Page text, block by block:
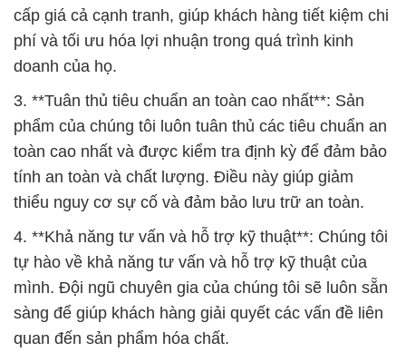
cấp giá cả cạnh tranh, giúp khách hàng tiết kiệm chi
phí và tối ưu hóa lợi nhuận trong quá trình kinh
doanh của họ.
3. **Tuân thủ tiêu chuẩn an toàn cao nhất**: Sản
phẩm của chúng tôi luôn tuân thủ các tiêu chuẩn an
toàn cao nhất và được kiểm tra định kỳ để đảm bảo
tính an toàn và chất lượng. Điều này giúp giảm
thiểu nguy cơ sự cố và đảm bảo lưu trữ an toàn.
4. **Khả năng tư vấn và hỗ trợ kỹ thuật**: Chúng tôi
tự hào về khả năng tư vấn và hỗ trợ kỹ thuật của
mình. Đội ngũ chuyên gia của chúng tôi sẽ luôn sẵn
sàng để giúp khách hàng giải quyết các vấn đề liên
quan đến sản phẩm hóa chất.